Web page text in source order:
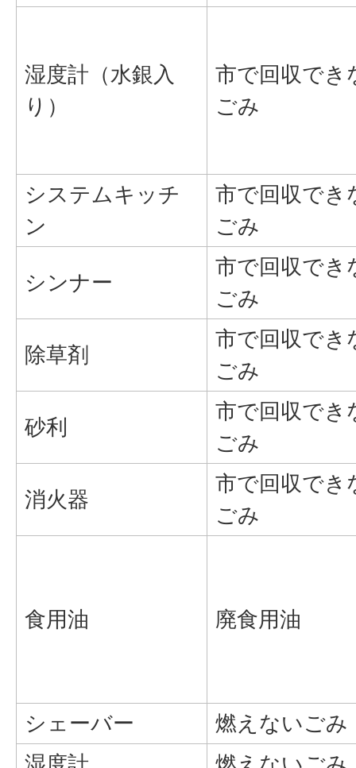
湿度計（水銀入
り）
市で回収でき
ごみ
システムキッチ
ン
市で回収でき
ごみ
シンナー
市で回収でき
ごみ
除草剤
市で回収でき
ごみ
砂利
市で回収でき
ごみ
消火器
市で回収でき
ごみ
食用油 廃食用油
シェーバー
燃えないごみ